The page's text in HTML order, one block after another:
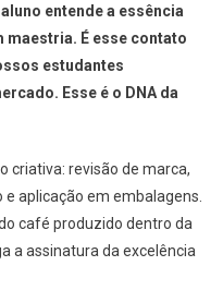
entende a essência
É esse contato
estudantes
Esse é o DNA da
criativa: revisão de marca,
aplicação em embalagens.
café produzido dentro da
a assinatura da excelência